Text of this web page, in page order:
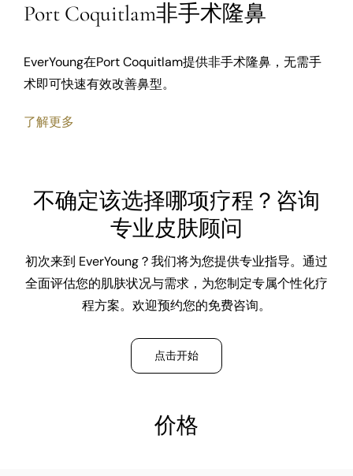
Port Coquitlam非手术隆鼻
EverYoung在Port Coquitlam提供非手术隆鼻，无需手
术即可快速有效改善鼻型。
了解更多
不确定该选择哪项疗程？咨询
专业皮肤顾问
初次来到 EverYoung？我们将为您提供专业指导。通过
全面评估您的肌肤状况与需求，为您制定专属个性化疗
程方案。欢迎预约您的免费咨询。
点击开始
价格